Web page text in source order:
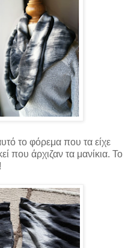
το φόρεμα που τα είχε
που άρχιζαν τα μανίκια. Το